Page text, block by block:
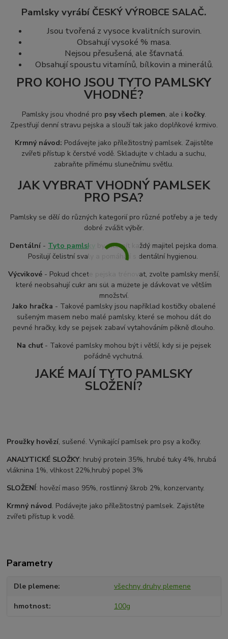
Pamlsky vyrábí ČESKÝ VÝROBCE SALAČ.
Jsou tvořená z vysoce kvalitních surovin.
Obsahují vysoké % masa.
Nejsou přesušená, ale šťavnatá.
Obsahují spoustu vitamínů, bílkovin a minerálů.
PRO KOHO JSOU TYTO PAMLSKY
VHODNÉ?
Pamlsky jsou vhodné pro psy všech plemen, ale i kočky.
Zpestřují denní stravu pejska a slouží tak jako doplňkové krmivo.
Krmný návod: Podávejte jako příležitostný pamlsek. Zajistěte
zvířeti přístup k čerstvé vodě. Skladujte v chladu a suchu,
zabraňte přímému slunečnímu světlu.
JAK VYBRAT VHODNÝ PAMLSEK
PRO PSA?
Pamlsky se dělí do různých kategorií pro různé potřeby a je tedy
dobré zvážit výběr.
Dentální - Tyto pamlsky
by měl mít každý majitel pejska doma.
Posilují čelistní svaly a pomáhají s dentální hygienou.
Výcvikové - Pokud chcete pejska trénovat, zvolte pamlsky menší,
které neobsahují cukr ani sůl a můžete je dávkovat ve větším
množství.
Jako hračka - Takové pamlsky jsou například kostičky obalené
sušeným masem nebo malé pamlsky, které se mohou dát do
pevné hračky, kdy se pejsek zabaví vytahováním pěkně dlouho.
Na chuť- Takové pamlsky mohou být i větší, kdy si je pejsek
pořádně vychutná.
JAKÉ MAJÍ TYTO PAMLSKY
SLOŽENÍ?
Proužky hovězí, sušené. Vynikající pamlsek pro psy a kočky.
ANALYTICKÉ SLOŽKY: hrubý protein 35%, hrubé tuky 4%, hrubá
vláknina 1%, vlhkost 22%,hrubý popel 3%
SLOŽENÍ: hovězí maso 95%, rostlinný škrob 2%, konzervanty.
Krmný návod. Podávejte jako příležitostný pamlsek. Zajistěte
zvířeti přístup k vodě.
Parametry
Dle plemene všechny druhy plemene
hmotnost 100g